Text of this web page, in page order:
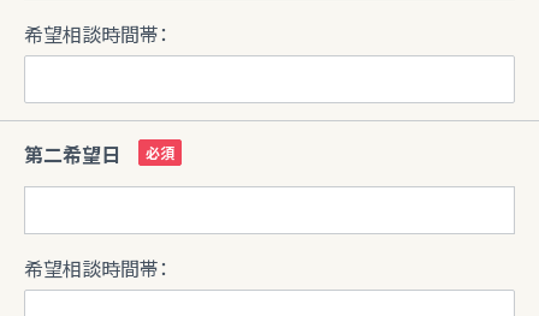
希望相談時間帯：
第二希望日
希望相談時間帯：